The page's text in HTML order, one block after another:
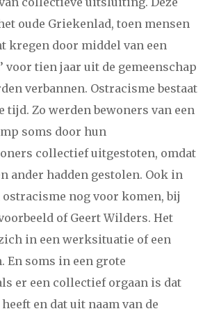
maart mei
september oktober november
september oktober november
april mei juni juli augustus
november
maart april mei juni juli
oude Griekenlad, toen mensen
kregen door middel van een
voor tien jaar uit de gemeenschap
verbannen. Ostracisme bestaat
tijd. Zo werden bewoners van een
soms door hun
collectief uitgestoten, omdat
ander hadden gestolen. Ook in
nog voor komen, bij
of Geert Wilders. Het
in een werksituatie of een
En soms in een grote
er een collectief orgaan is dat
en dat uit naam van de